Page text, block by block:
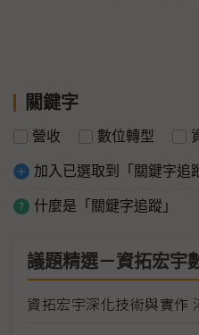
關鍵字
營收 數位轉型
加入已選取到「關鍵字追
什麼是「關鍵字追蹤」
議題精選－資拓宏宇
資拓宏宇深化技術與實作